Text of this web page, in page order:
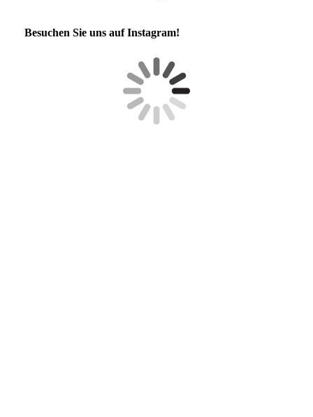
Besuchen Sie uns auf Instagram!